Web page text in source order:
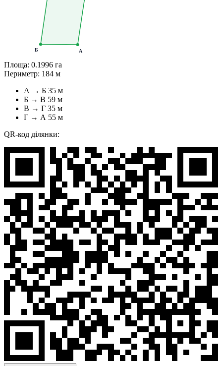
А
Б
Площа: 0.1996 га
Периметр: 184 м
А → Б 35 м
Б → В 59 м
В → Г 35 м
Г → А 55 м
QR-код ділянки: